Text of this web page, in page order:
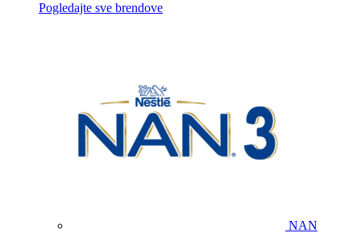
Pogledajte sve brendove
NAN